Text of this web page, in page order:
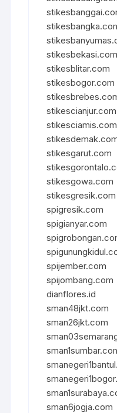
stikesbekasi.com
stikesblitar.com
stikesbogor.com
stikescianjur.com
stikesciamis.com
stikesgarut.com
stikesgowa.com
stikesgresik.com
spigresik.com
spigianyar.com
spijember.com
spijombang.com
dianflores.id
sman48jkt.com
sman26jkt.com
sman6jogja.com